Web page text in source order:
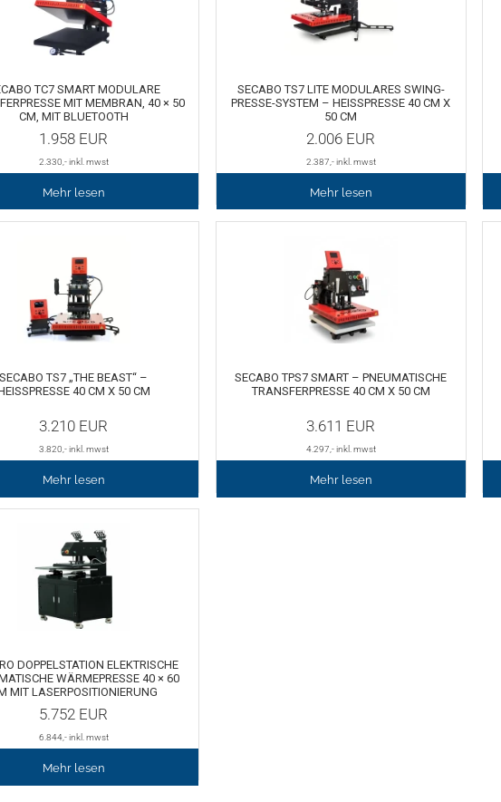
TC7 SMART MODULARE
MIT MEMBRAN, 40 × 50
CM, MIT BLUETOOTH
1.958 EUR
2.330 ,- inkl. mwst
Mehr lesen
SECABO TS7 LITE MODULARES SWING-
PRESSE-SYSTEM – HEISSPRESSE 40 CM X 5
0 CM
2.006 EUR
2.387 ,- inkl. mwst
Mehr lesen
SECABO TS7 „THE BEAST“ –
40 CM X 50 CM
3.210 EUR
3.820,- inkl. mwst
Mehr lesen
SECABO TPS7 SMART – PNEUMATISCHE
TRANSFERPRESSE 40 CM X 50 CM
3.611 EUR
4.297,- inkl. mwst
Mehr lesen
DOPPELSTATION ELEKTRISCHE
WÄRMEPRESSE 40 × 60
MIT LASERPOSITIONIERUNG
5.752 EUR
6.844,- inkl. mwst
Mehr lesen